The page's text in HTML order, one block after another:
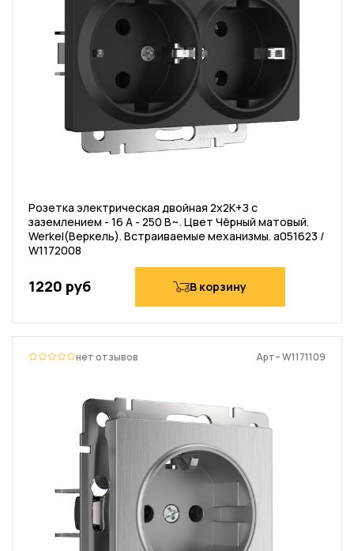
Розетка электрическая двойная 2х2К+З с
заземлением - 16 А - 250 В~. Цвет Чёрный матовый.
Werkel(Веркель). Встраиваемые механизмы. a051623 /
W1172008
1220 руб В корзину
нет отзывов Арт– W1171109